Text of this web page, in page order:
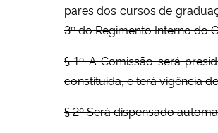
pares dos cursos de
3º do Regimento Interno do
§ 1º A Comissão será
constituída, e terá vigência
§ 2º Será dispensado